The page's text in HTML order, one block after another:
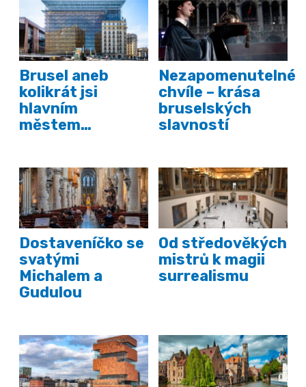
Brusel aneb
kolikrát jsi
hlavním
městem…
Nezapomenutelné
chvíle – krása
bruselských
slavností
Dostaveníčko se
svatými
Michalem a
Gudulou
Od středověkých
mistrů k magii
surrealismu